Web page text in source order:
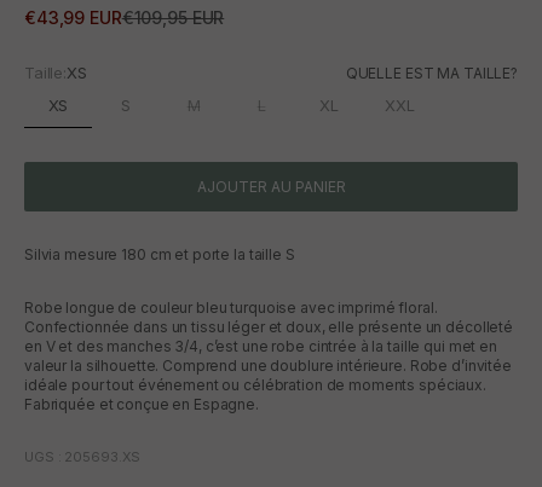
Prix promotionnel
€43,99 EURPrix normal
€109,95 EUR
Taille:XS QUELLE EST MA TAILLE?
XS S M L XL XXL
AJOUTER AU PANIER
Silvia mesure 180 cm et porte la taille S
Robe longue de couleur bleu turquoise avec imprimé floral.
Confectionnée dans un tissu léger et doux, elle présente un décolleté
en V et des manches 3/4, c’est une robe cintrée à la taille qui met en
valeur la silhouette. Comprend une doublure intérieure. Robe d’invitée
idéale pour tout événement ou célébration de moments spéciaux.
Fabriquée et conçue en Espagne.
UGS : 205693.XS